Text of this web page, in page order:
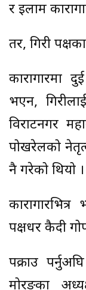
र इलाम
तर, गिरी
कारागारमा
भएन,
विराटनगर
पोखरेलको
नै गरेको थियो ।
पक्षधर कैदी
पक्राउ
मोरङका